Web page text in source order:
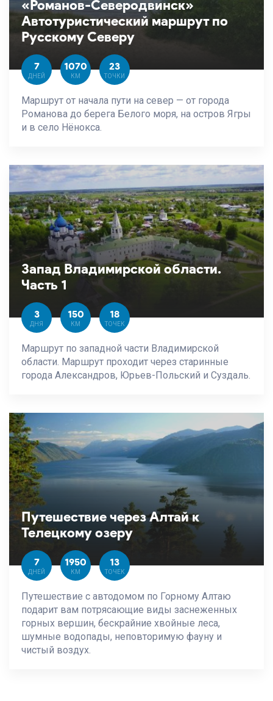
«Романов-Северодвинск»
Автотуристический маршрут по
Русскому Северу
7
ДНЕЙ
1070
КМ
23
ТОЧКИ
Маршрут от начала пути на север — от города
Романова до берега Белого моря, на остров Ягры
и в село Нёнокса.
Запад Владимирской области.
Часть 1
3
ДНЯ
150
КМ
18
ТОЧЕК
Маршрут по западной части Владимирской
области. Маршрут проходит через старинные
города Александров, Юрьев-Польский и Суздаль.
Путешествие через Алтай к
Телецкому озеру
7
ДНЕЙ
1950
КМ
13
ТОЧЕК
Путешествие с автодомом по Горному Алтаю
подарит вам потрясающие виды заснеженных
горных вершин, бескрайние хвойные леса,
шумные водопады, неповторимую фауну и
чистый воздух.